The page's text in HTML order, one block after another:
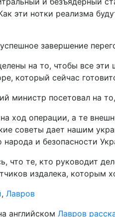
эти нотки реализма
завершение
на то, чтобы все
который сейчас
министр посетовал на
ход операции, а те
советы дает нашим
народа и безопасности
что те, кто руководит
издалека, которым
, Лавров
английском Лавров